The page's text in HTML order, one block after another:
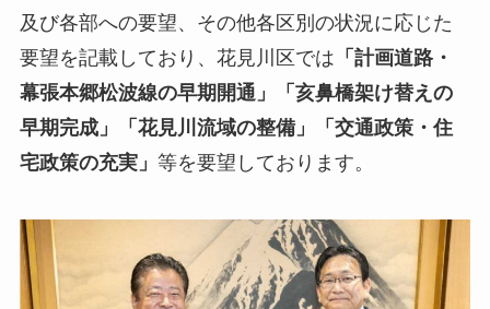
及び各部への要望、その他各区別の状況に応じた
要望を記載しており、花見川区では 「計画道路・
幕張本郷松波線の早期開通」「亥鼻橋架け替えの
早期完成」「花見川流域の整備」「交通政策・住
宅政策の充実」 等を要望しております。